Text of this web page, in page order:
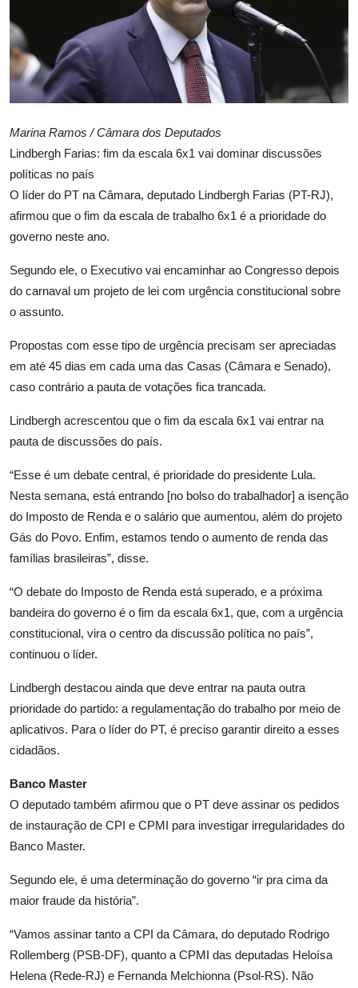
Marina Ramos / Câmara dos Deputados
Lindbergh Farias: fim da escala 6x1 vai dominar discussões
políticas no país
O líder do PT na Câmara, deputado Lindbergh Farias (PT-RJ),
afirmou que o fim da escala de trabalho 6x1 é a prioridade do
governo neste ano.
Segundo ele, o Executivo vai encaminhar ao Congresso depois
do carnaval um projeto de lei com urgência constitucional sobre
o assunto.
Propostas com esse tipo de urgência precisam ser apreciadas
em até 45 dias em cada uma das Casas (Câmara e Senado),
caso contrário a pauta de votações fica trancada.
Lindbergh acrescentou que o fim da escala 6x1 vai entrar na
pauta de discussões do país.
“Esse é um debate central, é prioridade do presidente Lula.
Nesta semana, está entrando [no bolso do trabalhador] a isenção
do Imposto de Renda e o salário que aumentou, além do projeto
Gás do Povo. Enfim, estamos tendo o aumento de renda das
famílias brasileiras”, disse.
“O debate do Imposto de Renda está superado, e a próxima
bandeira do governo é o fim da escala 6x1, que, com a urgência
constitucional, vira o centro da discussão política no país”,
continuou o líder.
Lindbergh destacou ainda que deve entrar na pauta outra
prioridade do partido: a regulamentação do trabalho por meio de
aplicativos. Para o líder do PT, é preciso garantir direito a esses
cidadãos.
Banco Master
O deputado também afirmou que o PT deve assinar os pedidos
de instauração de CPI e CPMI para investigar irregularidades do
Banco Master.
Segundo ele, é uma determinação do governo “ir pra cima da
maior fraude da história”.
“Vamos assinar tanto a CPI da Câmara, do deputado Rodrigo
Rollemberg (PSB-DF), quanto a CPMI das deputadas Heloísa
Helena (Rede-RJ) e Fernanda Melchionna (Psol-RS). Não